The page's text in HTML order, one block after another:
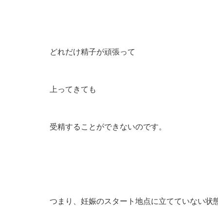
どれだけ精子が頑張って
上ってきても
受精することができないのです。
つまり、妊娠のスタート地点に立てていない状